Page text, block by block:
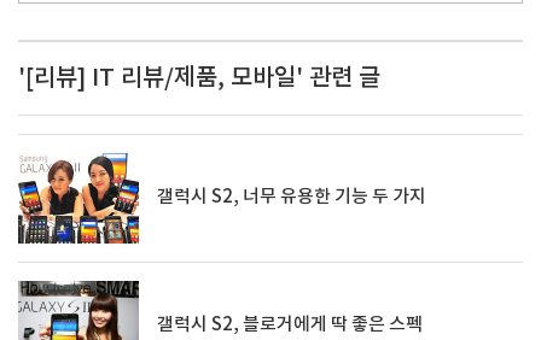
'[리뷰] IT 리뷰/제품, 모바일' 관련 글
갤럭시 S2, 너무 유용한 기능 두 가지
갤럭시 S2, 블로거에게 딱 좋은 스펙